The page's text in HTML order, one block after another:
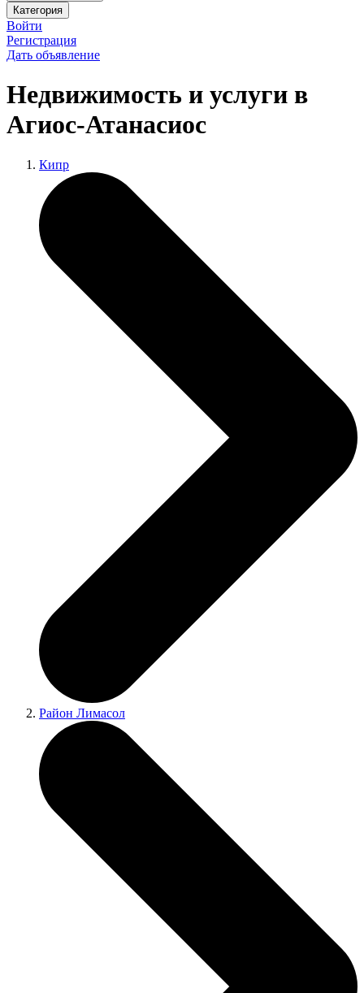
Категория
Войти
Регистрация
Дать объявление
Недвижимость и услуги в
Агиос-Атанасиос
Кипр
Район Лимасол